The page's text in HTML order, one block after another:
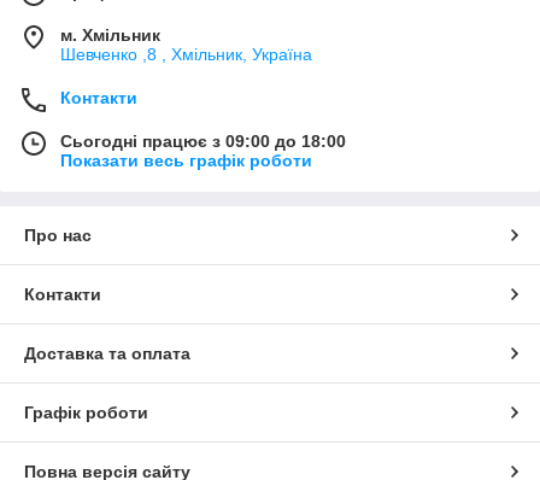
м. Хмільник
Шевченко ,8 , Хмільник, Україна
Контакти
Сьогодні працює з 09:00 до 18:00
Показати весь графік роботи
Про нас
Контакти
Доставка та оплата
Графік роботи
Повна версія сайту